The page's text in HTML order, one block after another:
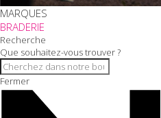
MARQUES
BRADERIE
Recherche
Que souhaitez-vous trouver ?
Fermer